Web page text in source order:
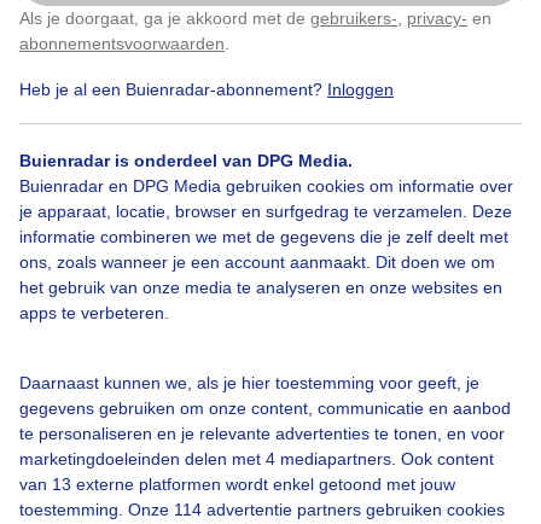
Als je doorgaat, ga je akkoord met de gebruikers- privacy- en
abonnementsvoorwaarden
Heb je al een Buienradar-abonnement? Inloggen
Buienradar is onderdeel van DPG Media.
Buienradar en DPG Media gebruiken cookies om informatie over
je apparaat, locatie, browser en surfgedrag te verzamelen. Deze
informatie combineren we met de gegevens die je zelf deelt met
ons, zoals wanneer je een account aanmaakt. Dit doen we om
het gebruik van onze media te analyseren en onze websites en
apps te verbeteren.
Daarnaast kunnen we, als je hier toestemming voor geeft, je
gegevens gebruiken om onze content, communicatie en aanbod
te personaliseren en je relevante advertenties te tonen, en voor
marketingdoeleinden delen met 4 mediapartners. Ook content
van 13 externe platformen wordt enkel getoond met jouw
toestemming. Onze 114 advertentie partners gebruiken cookies
Door: Adri Joosse Gemaakt: 09-04-2026, 37x bekeken
Bekijk slideshow
Een moment geduld aub...
Klik hierom dit aan te passen